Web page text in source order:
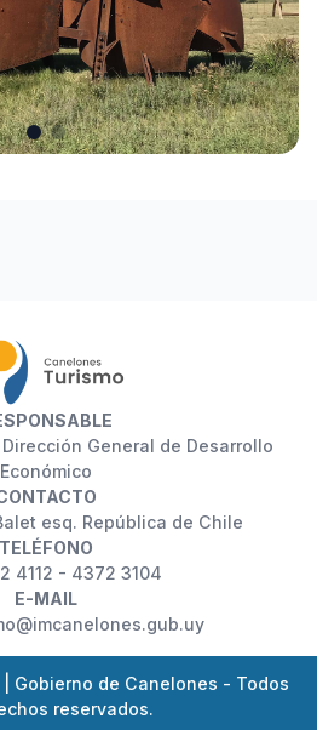
General de Desarrollo
Económico
esq. República de Chile
TELÉFONO
4112 - 4372 3104
E-MAIL
Gobierno de Canelones - Todos
reservados.